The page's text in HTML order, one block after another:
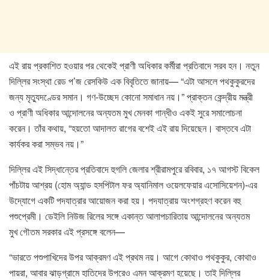
এই রায় প্রকাশিত হওয়ার পর থেকেই প্রাণী অধিকার কর্মীরা প্রতিবাদে সরব হন। নতুন
দিল্লির সংস্থা রেড প’জ রেসকিউ এক বিবৃতিতে জানায়— “এটা আসলে পথকুকুরদের
জন্য মৃত্যুদণ্ডের সমান। গণ-উচ্ছেদ কোনো সমাধান নয়।” প্রাক্তন কেন্দ্রীয় মন্ত্রী
ও প্রাণী অধিকার আন্দোলনের অন্যতম মুখ মেনকা গান্ধীও একই সুরে সমালোচনা
করেন। তাঁর কথায়, “হয়তো আদালত রাগের বশেই এই রায় দিয়েছেন। বাস্তবে এটা
কার্যকর করা সম্ভব নয়।”
দিল্লির এই সিদ্ধান্তের প্রতিবাদে হুগলি জেলার শ্রীরামপুরে রবিবার, ১৭ আগস্ট বিকেল
পাঁচটায় আশ্রয় (হোম অ্যান্ড হসপিটাল ফর অ্যানিমাল ওয়েলফেয়ার এসোসিয়েশন)-এর
উদ্যোগে একটি পদযাত্রার আয়োজন করা হয়। পদযাত্রায় অংশগ্রহণ করেন বহু
পশুপ্রেমী। ডেইলি নিউজ রিলের সঙ্গে একান্ত আলাপচারিতায় আন্দোলনের অন্যতম
মুখ গৌতম সরকার এই প্রসঙ্গে বলেন—
“ভারতে পশুপাখিদের উপর আক্রমণ এই প্রথম নয়। আগে কোথাও পথকুকুর, কোথাও
পায়রা, আবার ঝাড়গ্রামে হাতিদের উপরেও এমন আক্রমণ হয়েছে। তাই দিল্লির